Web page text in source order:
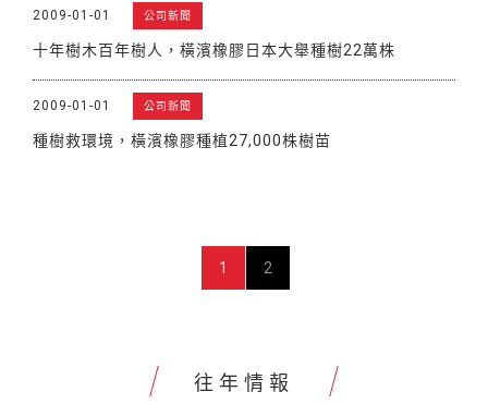
2009-01-01 公司新聞
十年樹木百年樹人，橫濱橡膠日本大舉種樹22萬株
2009-01-01 公司新聞
種樹救環境，橫濱橡膠種植27,000株樹苗
1 2
往年情報